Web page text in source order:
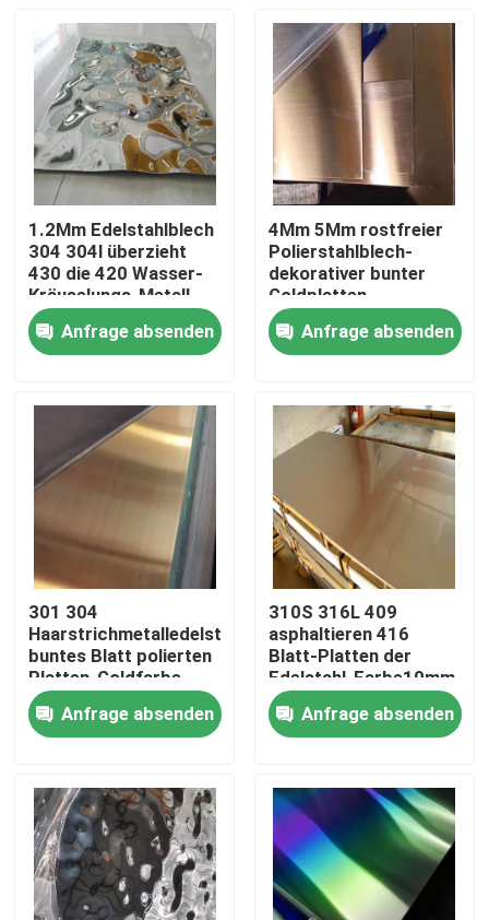
Nach Hause
Über uns
Produkte
Edelstahl-Spule
Edelstahlstreifen
dekoratives Blatt des Edelstahls
Edelstahl gegen Gelbfärbung
1.2Mm Edelstahlblech
304 304l überzieht
430 die 420 Wasser-
Kräuselungs-Metall
5mm
Anfrage absenden
4Mm 5Mm rostfreier
Polierstahlblech-
dekorativer bunter
Goldplatten-
Haarstrich
Anfrage absenden
301 304
Haarstrichmetalledelstahl-
buntes Blatt polierten
Platten-Goldfarbe
Anfrage absenden
310S 316L 409
asphaltieren 416
Blatt-Platten der
Edelstahl-Farbe10mm
4x8
Anfrage absenden